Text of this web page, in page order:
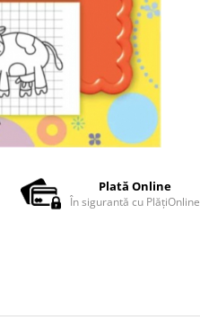
Plată Online
În sigurantă cu PlățiOnline